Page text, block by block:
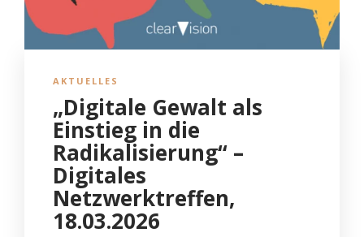
AKTUELLES
„Digitale Gewalt als
Einstieg in die
Radikalisierung“ –
Digitales
Netzwerktreffen,
18.03.2026